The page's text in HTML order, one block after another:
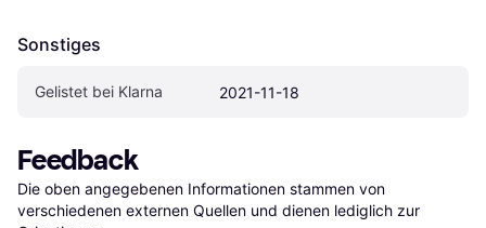
Sonstiges
Gelistet bei Klarna 2021-11-18
Feedback
Die oben angegebenen Informationen stammen von
verschiedenen externen Quellen und dienen lediglich zur